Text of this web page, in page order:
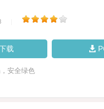
载
安全绿色